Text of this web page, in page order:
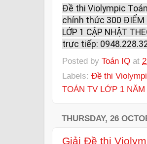
Đề thi Violympic
chính thức 300 ĐIỂM
LỚP 1 CẬP NHẬT
trực tiếp:
Posted by Toán IQ at
Labels: Đề thi
TOÁN TV LỚP 1
THURSDAY, 26
Giải Đề thi